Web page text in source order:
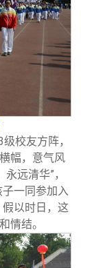
校友方阵，
幅，意气风
远清华”，
一同参加入
以时日，这
情结。